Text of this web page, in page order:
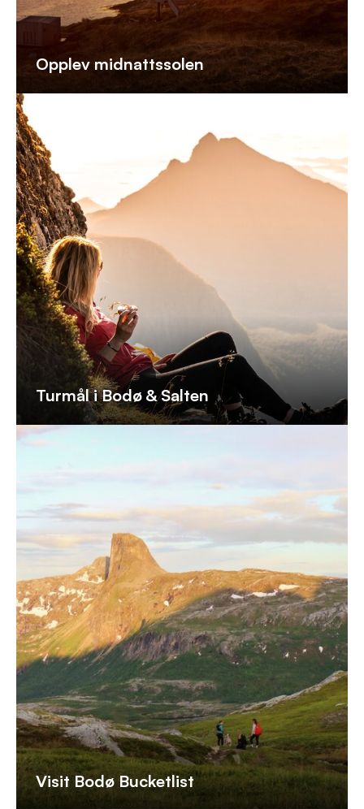
Opplev midnattssolen
Turmål i Bodø & Salten
Visit Bodø Bucketlist